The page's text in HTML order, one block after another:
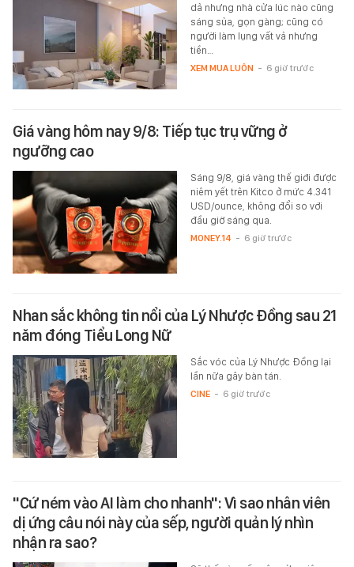
dả nhưng nhà cửa lúc nào cũng
sáng sủa, gọn gàng; cũng có
người làm lụng vất vả nhưng
tiền…
XEM MUA LUÔN - 6 giờ trước
Giá vàng hôm nay 9/8: Tiếp tục trụ vững ở
ngưỡng cao
Sáng 9/8, giá vàng thế giới được
niêm yết trên Kitco ở mức 4.341
USD/ounce, không đổi so với
đầu giờ sáng qua.
MONEY.14 - 6 giờ trước
Nhan sắc không tin nổi của Lý Nhược Đồng sau 21
năm đóng Tiểu Long Nữ
Sắc vóc của Lý Nhược Đồng lại
lần nữa gây bàn tán.
CINE - 6 giờ trước
"Cứ ném vào AI làm cho nhanh": Vì sao nhân viên
dị ứng câu nói này của sếp, người quản lý nhìn
nhận ra sao?